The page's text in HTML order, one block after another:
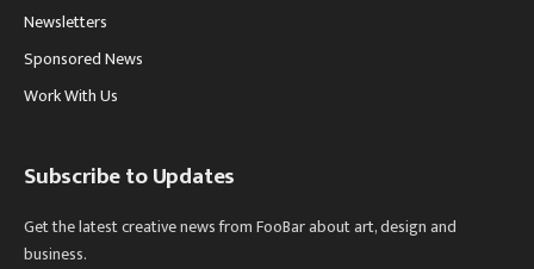
Newsletters
Sponsored News
Work With Us
Subscribe to Updates
Get the latest creative news from FooBar about art, design and
business.